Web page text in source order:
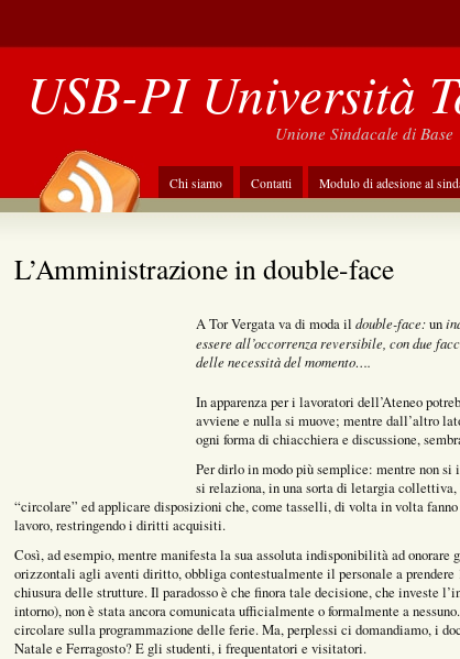
USB-PI Università
Unione Sindacale di Base
Chi siamo Contatti Modulo di adesione al
L’Amministrazione in double-face
A Tor Vergata va di moda il double-face:un
essere all’occorrenza reversibile, con due
delle necessità del momento….
In apparenza per i lavoratori dell’Ateneo
avviene e nulla si muove; mentre dall’altro
ogni forma di chiacchiera e discussione,
Per dirlo in modo più semplice: mentre non si
si relaziona, in una sorta di letargia
“circolare” ed applicare disposizioni che, come tasselli, di volta in volta
lavoro, restringendo i diritti acquisiti.
Così, ad esempio, mentre manifesta la sua assoluta indisponibilità ad
orizzontali agli aventi diritto, obbliga contestualmente il personale a
chiusura delle strutture. Il paradosso è che finora tale decisione, che investe
intorno), non è stata ancora comunicata ufficialmente o formalmente a
circolare sulla programmazione delle ferie. Ma, perplessi ci domandiamo, i
Natale e Ferragosto? E gli studenti, i frequentatori e visitatori.